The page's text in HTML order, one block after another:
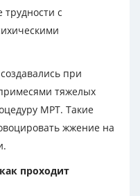
с
при
тяжелых
МРТ. Такие
жжение на
проходит